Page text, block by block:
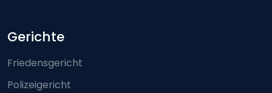
Footer-menu
Gerichte
Friedensgericht
Polizeigericht